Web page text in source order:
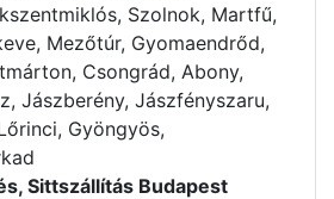
Szolnok, Martfű,
Mezőtúr, Gyomaendrőd,
Csongrád, Abony,
Jászberény, Jászfényszaru,
Gyöngyös,
Sittszállítás Budapest